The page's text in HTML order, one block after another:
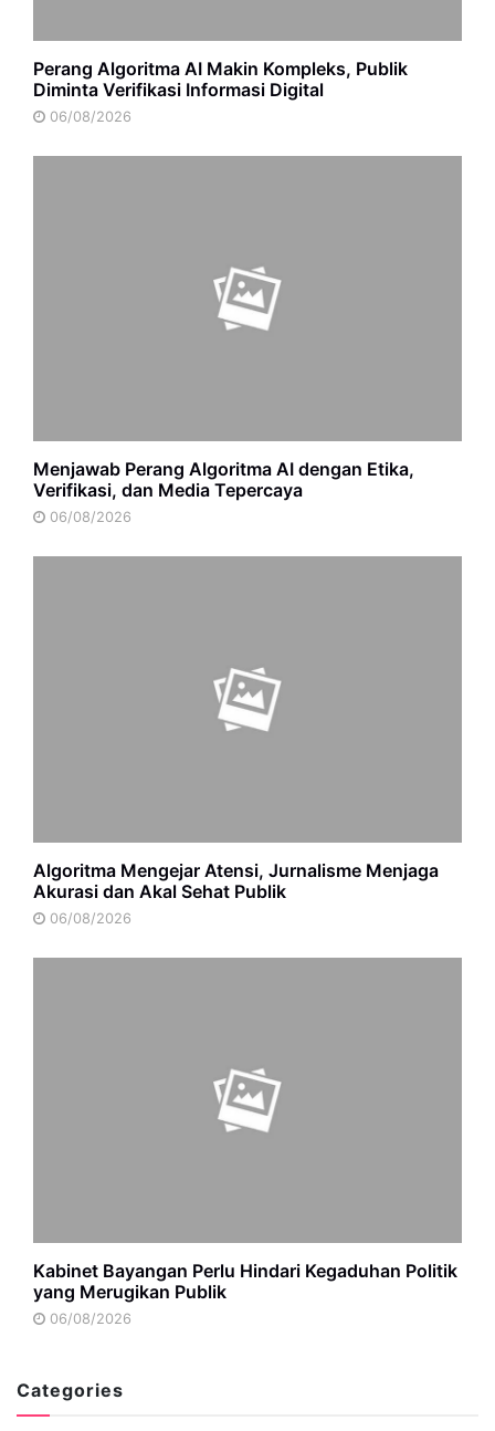
Perang Algoritma AI Makin Kompleks, Publik
Diminta Verifikasi Informasi Digital
06/08/2026
Menjawab Perang Algoritma AI dengan Etika,
Verifikasi, dan Media Tepercaya
06/08/2026
Algoritma Mengejar Atensi, Jurnalisme Menjaga
Akurasi dan Akal Sehat Publik
06/08/2026
Kabinet Bayangan Perlu Hindari Kegaduhan Politik
yang Merugikan Publik
06/08/2026
Categories